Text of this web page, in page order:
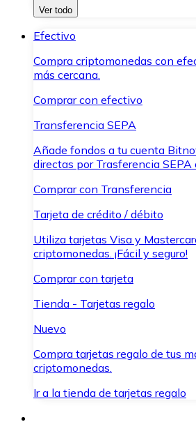
Ver todo
Efectivo
Compra criptomonedas con
más cercana.
Comprar con efectivo
Transferencia SEPA
Añade fondos a tu cuenta
directas por Trasferencia SEPA
Comprar con Transferencia
Tarjeta de crédito / débito
Utiliza tarjetas Visa y
criptomonedas. ¡Fácil y seguro!
Comprar con tarjeta
Tienda - Tarjetas regalo
Nuevo
Compra tarjetas regalo de tus
criptomonedas.
Ir a la tienda de tarjetas regalo